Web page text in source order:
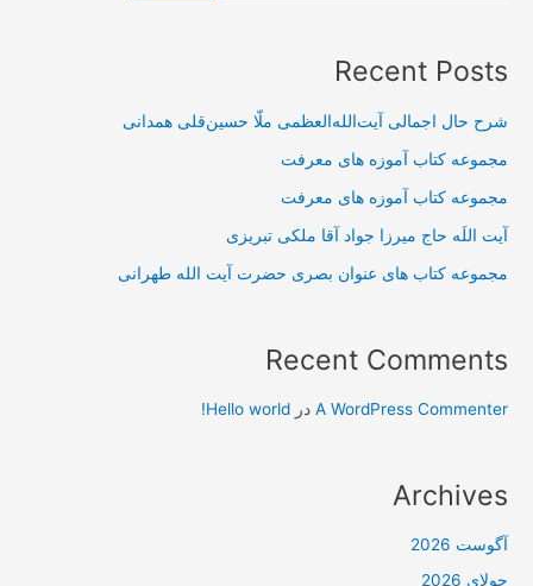
Recent Posts
شرح حال اجمالی آیت‌الله‌العظمی ملّا حسین‌قلی همدانی
مجموعه کتاب آموزه های معرفت
مجموعه کتاب آموزه های معرفت
آیت اللَه حاج میرزا جواد آقا ملکی تبریزی
مجموعه کتاب های عنوان بصری حضرت آیت الله طهرانی
Recent Comments
A WordPress Commenter درHello world!
Archives
آگوست 2026
جولای 2026